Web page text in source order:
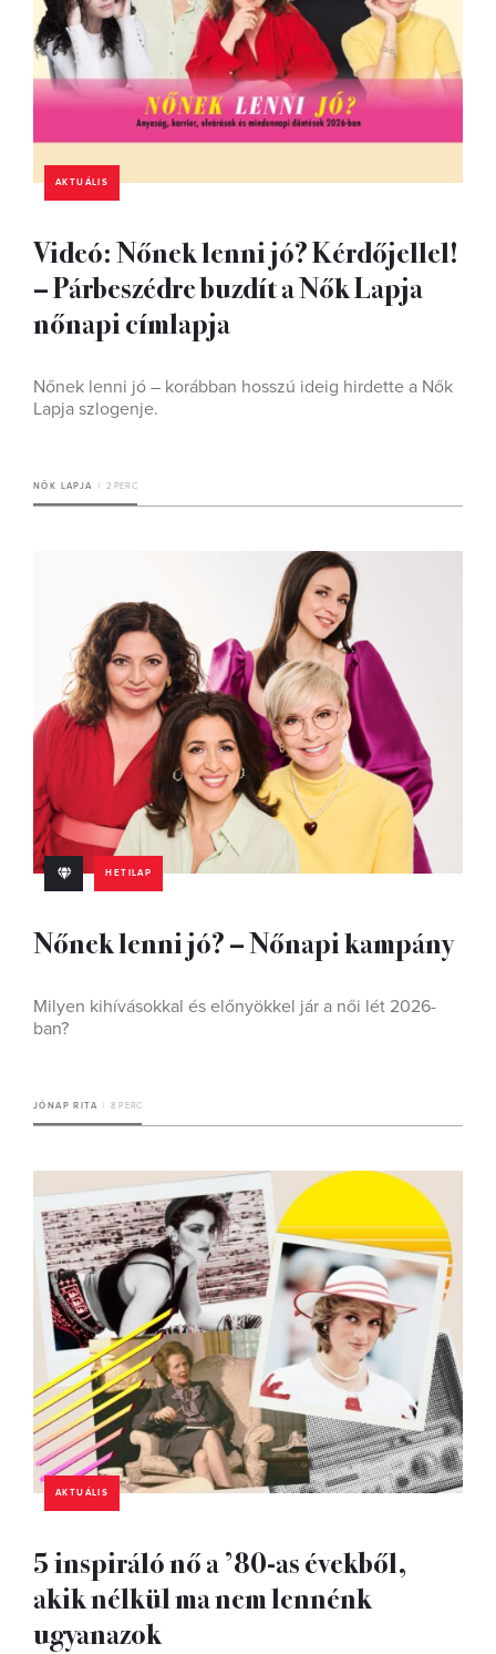
AKTUÁLIS
Videó: Nőnek lenni jó? Kérdőjellel!
– Párbeszédre buzdít a Nők Lapja
nőnapi címlapja
Nőnek lenni jó – korábban hosszú ideig hirdette a Nők
Lapja szlogenje.
NŐK LAPJA 2 PERC
HETILAP
Nőnek lenni jó? – Nőnapi kampány
Milyen kihívásokkal és előnyökkel jár a női lét 2026-
ban?
JÓNAP RITA 8 PERC
AKTUÁLIS
5 inspiráló nő a ’80-as évekből,
akik nélkül ma nem lennénk
ugyanazok